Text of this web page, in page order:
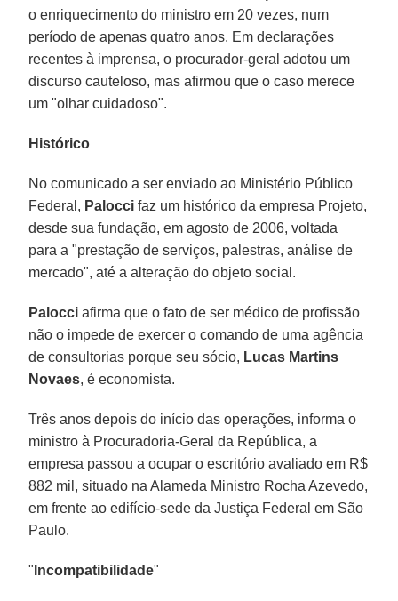
o enriquecimento do ministro em 20 vezes, num
período de apenas quatro anos. Em declarações
recentes à imprensa, o procurador-geral adotou um
discurso cauteloso, mas afirmou que o caso merece
um "olhar cuidadoso".
Histórico
No comunicado a ser enviado ao Ministério Público
Federal, Palocci faz um histórico da empresa Projeto,
desde sua fundação, em agosto de 2006, voltada
para a "prestação de serviços, palestras, análise de
mercado", até a alteração do objeto social.
Palocci afirma que o fato de ser médico de profissão
não o impede de exercer o comando de uma agência
de consultorias porque seu sócio, Lucas Martins
Novaes, é economista.
Três anos depois do início das operações, informa o
ministro à Procuradoria-Geral da República, a
empresa passou a ocupar o escritório avaliado em R$
882 mil, situado na Alameda Ministro Rocha Azevedo,
em frente ao edifício-sede da Justiça Federal em São
Paulo.
" Incompatibilidade"